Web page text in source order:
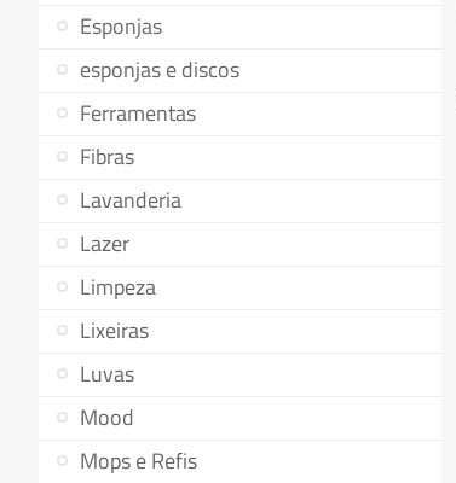
Esponjas
esponjas e discos
Ferramentas
Fibras
Lavanderia
Lazer
Limpeza
Lixeiras
Luvas
Mood
Mops e Refis